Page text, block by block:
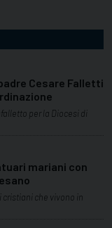
Cesare Falletti
per la Diocesi di
mariani con
che vivono in